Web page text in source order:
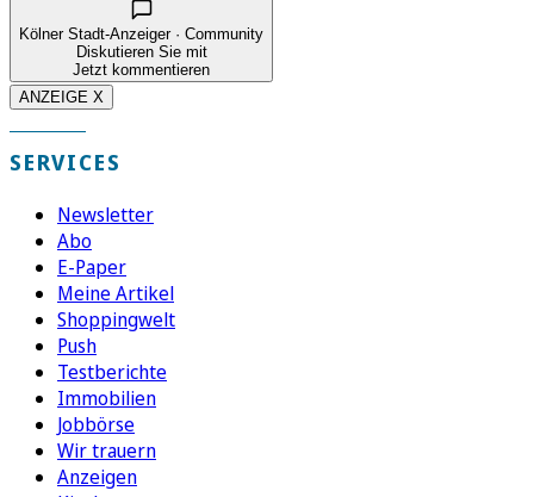
Kölner Stadt-Anzeiger · Community
Diskutieren Sie mit
Jetzt kommentieren
ANZEIGE X
SERVICES
Newsletter
Abo
E-Paper
Meine Artikel
Shoppingwelt
Push
Testberichte
Immobilien
Jobbörse
Wir trauern
Anzeigen